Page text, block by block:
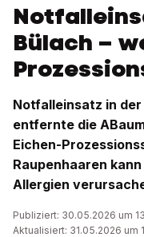
Bülach –
Notfalleinsatz in
entfernte die
Eichen-
Raupenhaaren
Allergien
Publiziert: 30.05.2026 um
Aktualisiert: 31.05.2026 um